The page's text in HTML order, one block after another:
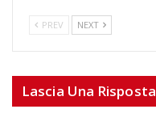
PREV NEXT
Lascia Una Risposta